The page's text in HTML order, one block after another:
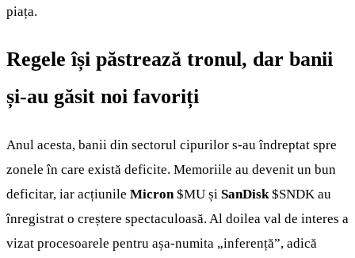
piața.
Regele își păstrează tronul, dar banii
și-au găsit noi favoriți
Anul acesta, banii din sectorul cipurilor s-au îndreptat spre
zonele în care există deficite. Memoriile au devenit un bun
deficitar, iar acțiunile Micron $MU și SanDisk $SNDK au
înregistrat o creștere spectaculoasă. Al doilea val de interes a
vizat procesoarele pentru așa-numita „inferență”, adică